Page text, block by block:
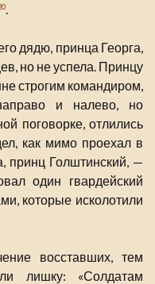
.
дядю, принца Георга,
но не успела. Принцу
строгим командиром,
и налево, но
поговорке, отлились
как мимо проехал в
принц Голштинский, —
один гвардейский
которые исколотили
восставших, тем
лишку: «Солдатам